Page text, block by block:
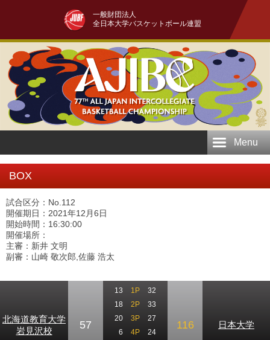
一般財団法人
全日本大学バスケットボール連盟
Menu
BOX
試合区分：No.112
開催期日：2021年12月6日
開始時間：16:30:00
開催場所：
主審：新井 文明
副審：山崎 敬次郎,佐藤 浩太
北海道教育大学
岩見沢校
57
13 1P
32
18
2P
33
20
3P
27
6
4P
24
116 日本大学